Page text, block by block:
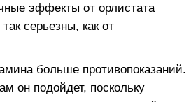
эффекты от орлистата
серьезны, как от
больше противопоказаний.
он подойдет, поскольку